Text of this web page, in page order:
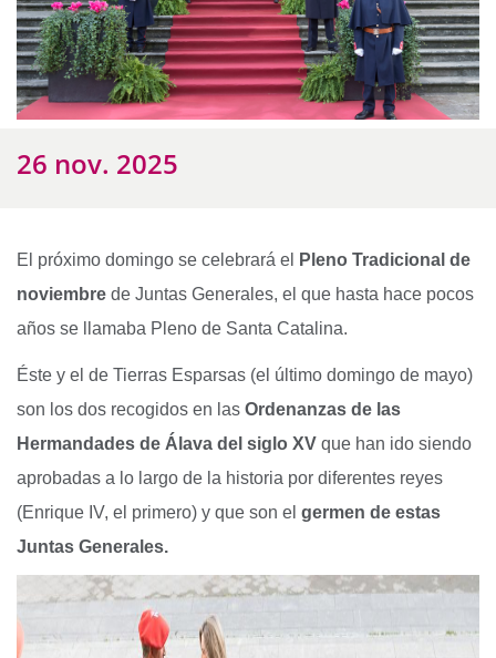
26 nov. 2025
El próximo domingo se celebrará el
Pleno Tradicional de
noviembre de Juntas Generales, el que hasta hace pocos
años se llamaba Pleno de Santa Catalina.
Éste y el de Tierras Esparsas (el último domingo de mayo)
son los dos recogidos en las Ordenanzas de las
Hermandades de Álava del siglo XV que han ido siendo
aprobadas a lo largo de la historia por diferentes reyes
(Enrique IV, el primero) y que son el germen de estas
Juntas Generales.